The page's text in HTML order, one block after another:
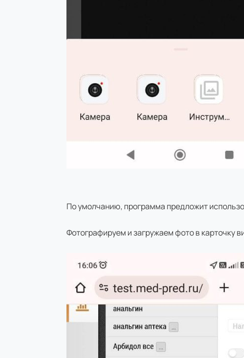
По умолчанию, программа предложит
Фотографируем и загружаем фото в карточку